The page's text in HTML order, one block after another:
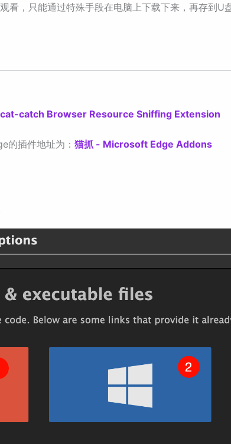
，只能通过特殊手段在电脑上下载下来，再存到U
cat-catch Browser Resource Sniffing Extension
的插件地址为： 猫抓 - Microsoft Edge Addons